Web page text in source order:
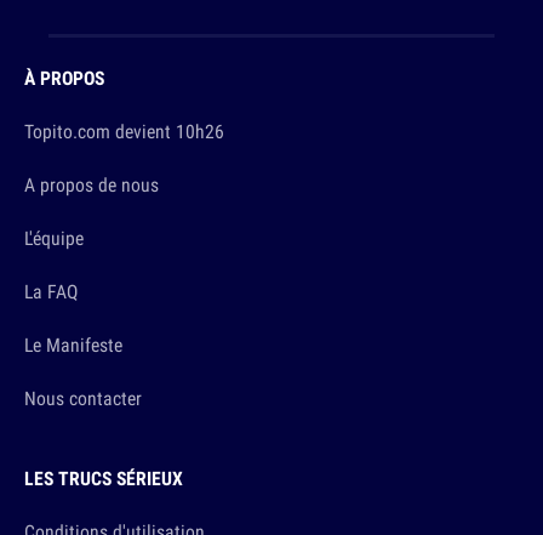
À PROPOS
Topito.com devient 10h26
A propos de nous
L'équipe
La FAQ
Le Manifeste
Nous contacter
LES TRUCS SÉRIEUX